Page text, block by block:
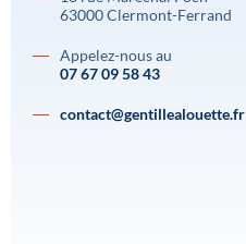
63000 Clermont-Ferrand
Appelez-nous au
07 67 09 58 43
contact@gentillealouette.fr